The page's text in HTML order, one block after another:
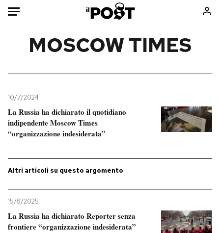
Mondo
Politica
Tecnologia
Internet
Cultura
Consumismi
MOSCOW TIMES
10/7/2024
La Russia ha dichiarato il quotidiano
indipendente Moscow Times
“organizzazione indesiderata”
Altri articoli su questo argomento
15/8/2025
La Russia ha dichiarato Reporter senza
frontiere “organizzazione indesiderata”